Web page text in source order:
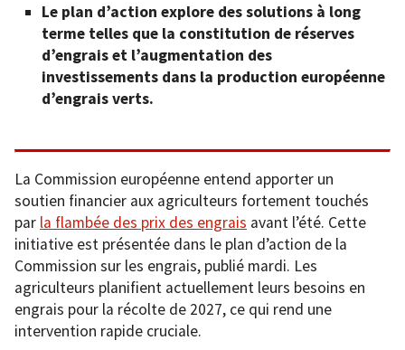
Le plan d’action explore des solutions à long
terme telles que la constitution de réserves
d’engrais et l’augmentation des
investissements dans la production européenne
d’engrais verts.
La Commission européenne entend apporter un
soutien financier aux agriculteurs fortement touchés
par la flambée des prix des engrais avant l’été. Cette
initiative est présentée dans le plan d’action de la
Commission sur les engrais, publié mardi. Les
agriculteurs planifient actuellement leurs besoins en
engrais pour la récolte de 2027, ce qui rend une
intervention rapide cruciale.